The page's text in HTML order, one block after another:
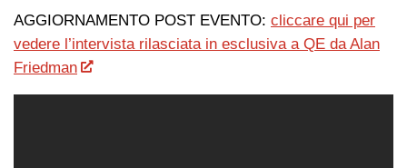
AGGIORNAMENTO POST EVENTO: cliccare qui per
vedere l’intervista rilasciata in esclusiva a QE da Alan
Friedman